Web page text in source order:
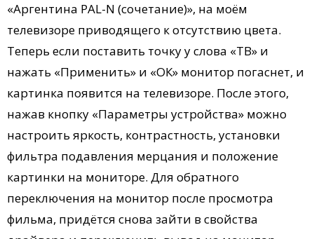
«Аргентина PAL-N (сочетание)», на моём
телевизоре приводящего к отсутствию цвета.
Теперь если поставить точку у слова «ТВ» и
нажать «Применить» и «ОК» монитор погаснет, и
картинка появится на телевизоре. После этого,
нажав кнопку «Параметры устройства» можно
настроить яркость, контрастность, установки
фильтра подавления мерцания и положение
картинки на мониторе. Для обратного
переключения на монитор после просмотра
фильма, придётся снова зайти в свойства